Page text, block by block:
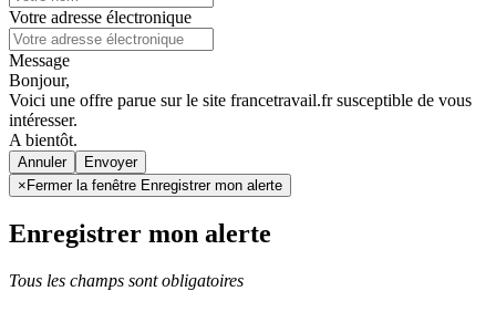
Votre adresse électronique
Message
Bonjour,
Voici une offre parue sur le site francetravail.fr susceptible de vous
intéresser.
A bientôt.
Annuler
× Fermer la fenêtre Enregistrer mon alerte
Enregistrer mon alerte
Tous les champs sont obligatoires